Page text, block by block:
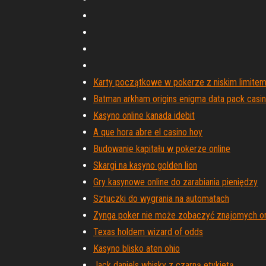
Karty początkowe w pokerze z niskim limitem
Batman arkham origins enigma data pack
Kasyno online kanada idebit
A que hora abre el casino hoy
Budowanie kapitału w pokerze online
Skargi na kasyno golden lion
Gry kasynowe online do zarabiania pieniędzy
Sztuczki do wygrania na automatach
Zynga poker nie może zobaczyć znajomych
Texas holdem wizard of odds
Kasyno blisko aten ohio